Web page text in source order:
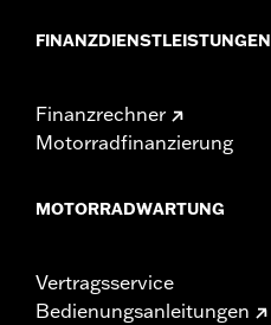
FINANZDIENSTLEISTUNGEN
Finanzrechner
Motorradfinanzierung
MOTORRADWARTUNG
Vertragsservice
Bedienungsanleitungen